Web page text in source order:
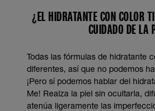
¿EL HIDRATANTE CON COLOR
CUIDADO DE LA
Todas las fórmulas de hidratante
diferentes, así que no podemos
¡Pero sí podemos hablar del
Me! Realza la piel sin ocultarla,
atenúa ligeramente las